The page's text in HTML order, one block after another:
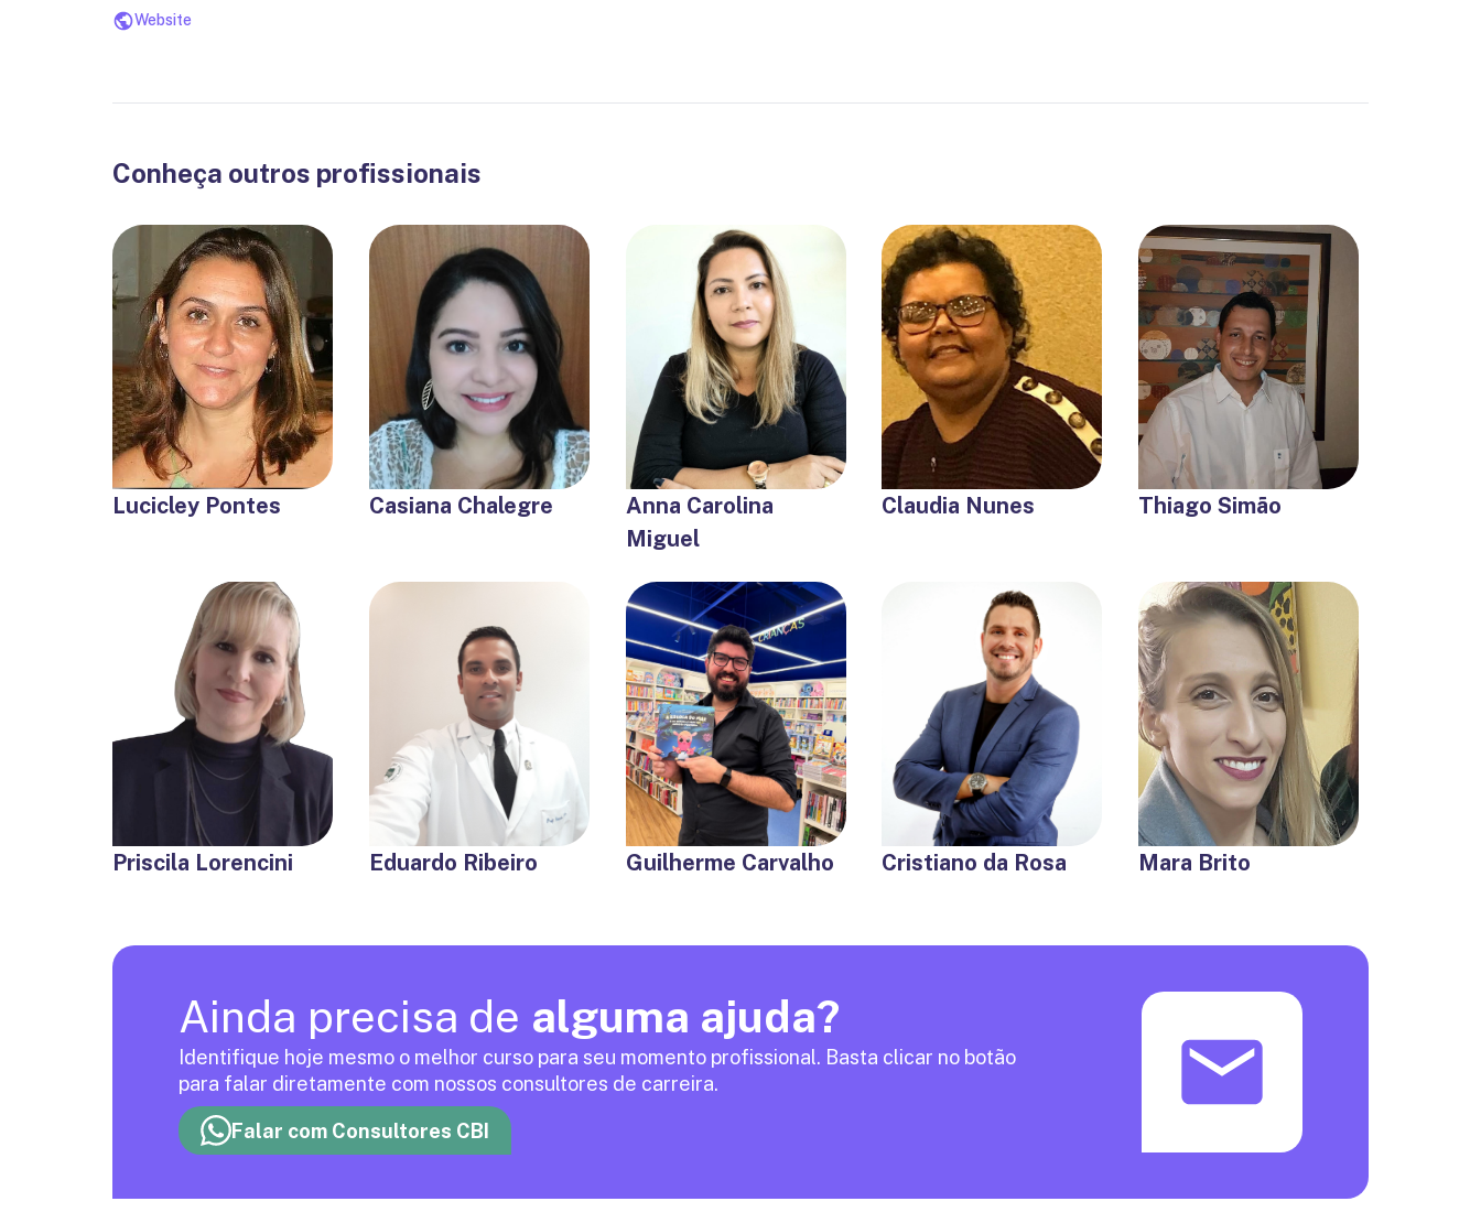
Website
Conheça outros profissionais
Lucicley Pontes Casiana Chalegre
Anna Carolina
Miguel
Claudia Nunes Thiago Simão
Priscila Lorencini Eduardo Ribeiro Guilherme Carvalho Cristiano da Rosa Mara Brito
Ainda precisa de alguma ajuda?
Identifique hoje mesmo o melhor curso para seu momento profissional. Basta clicar no botão
para falar diretamente com nossos consultores de carreira.
Falar com Consultores CBI